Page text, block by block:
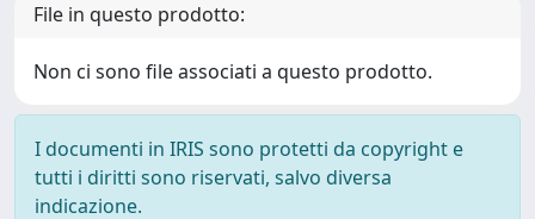
File in questo prodotto:
Non ci sono file associati a questo prodotto.
I documenti in IRIS sono protetti da copyright e
tutti i diritti sono riservati, salvo diversa
indicazione.